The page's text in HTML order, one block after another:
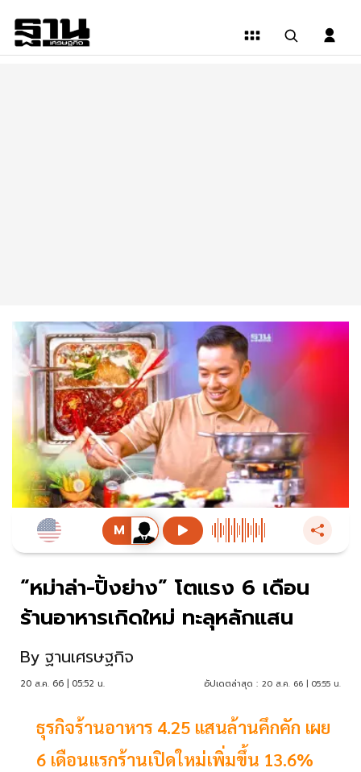
“หม่าล่า-ปิ้งย่าง” โตแรง 6 เดือน
ร้านอาหารเกิดใหม่ ทะลุหลักแสน
By ฐานเศรษฐกิจ
20 ส.ค. 66 | 05:52 น. อัปเดตล่าสุด : 20 ส.ค. 66 | 05:55 น.
ธุรกิจร้านอาหาร 4.25 แสนล้านคึกคัก เผย
6 เดือนแรกร้านเปิดใหม่เพิ่มขึ้น 13.6%